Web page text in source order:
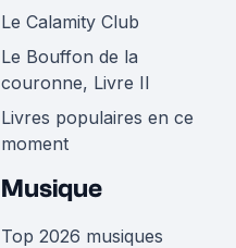
Le Calamity Club
Le Bouffon de la
couronne, Livre II
Livres populaires en ce
moment
Musique
Top 2026 musiques